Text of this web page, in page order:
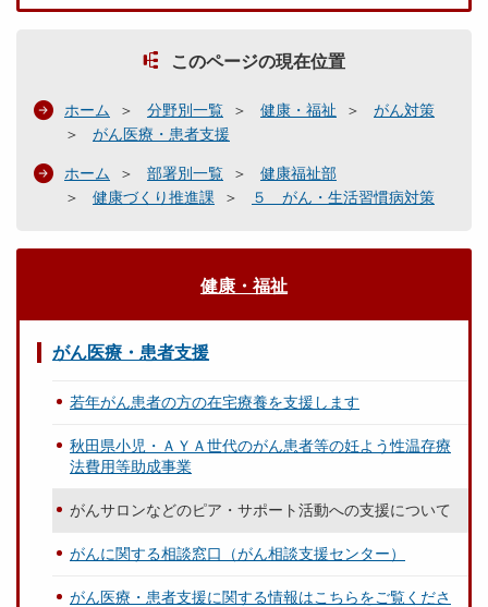
このページの現在位置
ホーム 分野別一覧 健康・福祉
がん対策
がん医療・患者支援
ホーム 部署別一覧
健康福祉部
健康づくり推進課
５ がん・生活習慣病対策
健康・福祉
がん医療・患者支援
若年がん患者の方の在宅療養を支援します
秋田県小児・ＡＹＡ世代のがん患者等の妊よう性温存療
法費用等助成事業
がんサロンなどのピア・サポート活動への支援について
がんに関する相談窓口（がん相談支援センター）
がん医療・患者支援に関する情報はこちらをご覧くださ